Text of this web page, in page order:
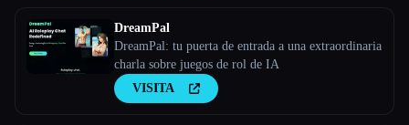
DreamPal
DreamPal: tu puerta de entrada a una extraordinaria
charla sobre juegos de rol de IA
VISITA